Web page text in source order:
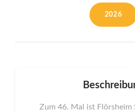
2026
Zum 46. Mal ist Flörsheim